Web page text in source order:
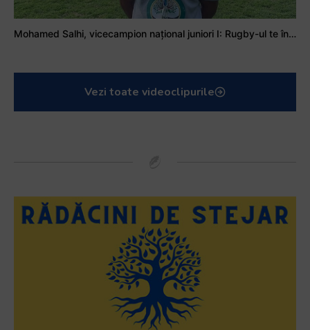
Mohamed Salhi, vicecampion național juniori I: Rugby-ul te învață să accepți și înfrângerile
Vezi toate videoclipurile